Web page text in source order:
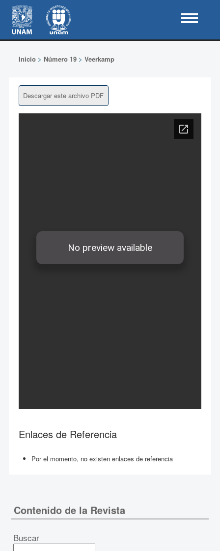
Inicio> Número 19> Veerkamp
Descargar este archivo PDF
Enlaces de Referencia
Por el momento, no existen enlaces de referencia
Contenido de la Revista
Buscar